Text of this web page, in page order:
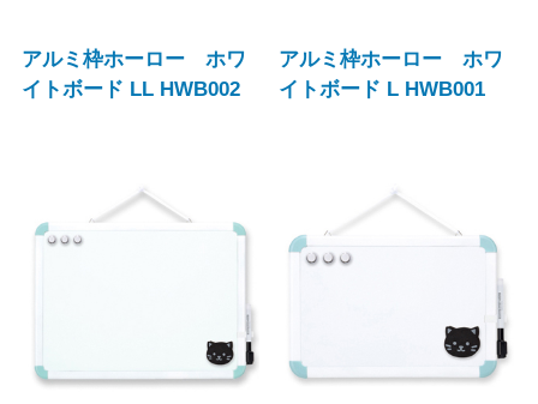
アルミ枠ホーロー ホワ
イトボード LL HWB002
アルミ枠ホーロー ホワ
イトボード L HWB001